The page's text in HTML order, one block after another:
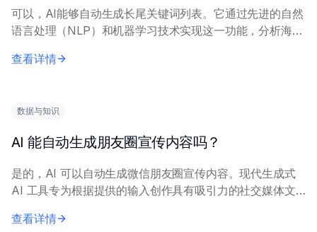
可以，AI能够自动生成长尾关键词列表。它通过先进的自然
语言处理（NLP）和机器学习技术实现这一功能，分析海量
索词组。 AI工具通常需要初始种子关键...
查看详情
数据与知识
AI 能自动生成朋友圈宣传内容吗？
是的，AI 可以自动生成微信朋友圈宣传内容。现代生成式
AI 工具专为根据提供的输入创作具有吸引力的社交媒体文
要，包括产品/服务介绍、目标受众...
查看详情